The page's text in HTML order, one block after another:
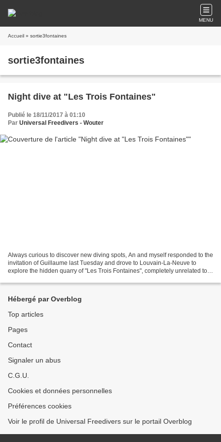
MENU
Accueil » sortie3fontaines
sortie3fontaines
Night dive at "Les Trois Fontaines"
Publié le 18/11/2017 à 01:10
Par Universal Freedivers - Wouter
Always curious to discover new diving spots, An and myself responded to the
invitation of Guillaume last Tuesday and drove to Louvain-La-Neuve to
explore the hidden quarry of "Les Trois Fontaines", completely unrelated to
Hébergé par Overblog
Top articles
Pages
Contact
Signaler un abus
C.G.U.
Cookies et données personnelles
Préférences cookies
Voir le profil de Universal Freedivers sur le portail Overblog